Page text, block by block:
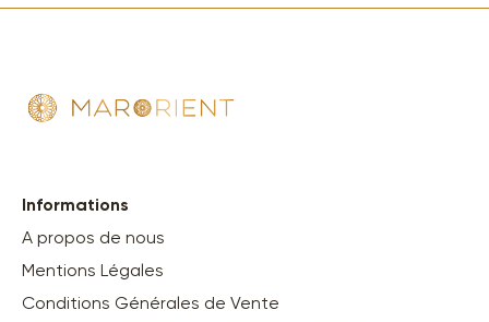
Informations
A propos de nous
Mentions Légales
Conditions Générales de Vente